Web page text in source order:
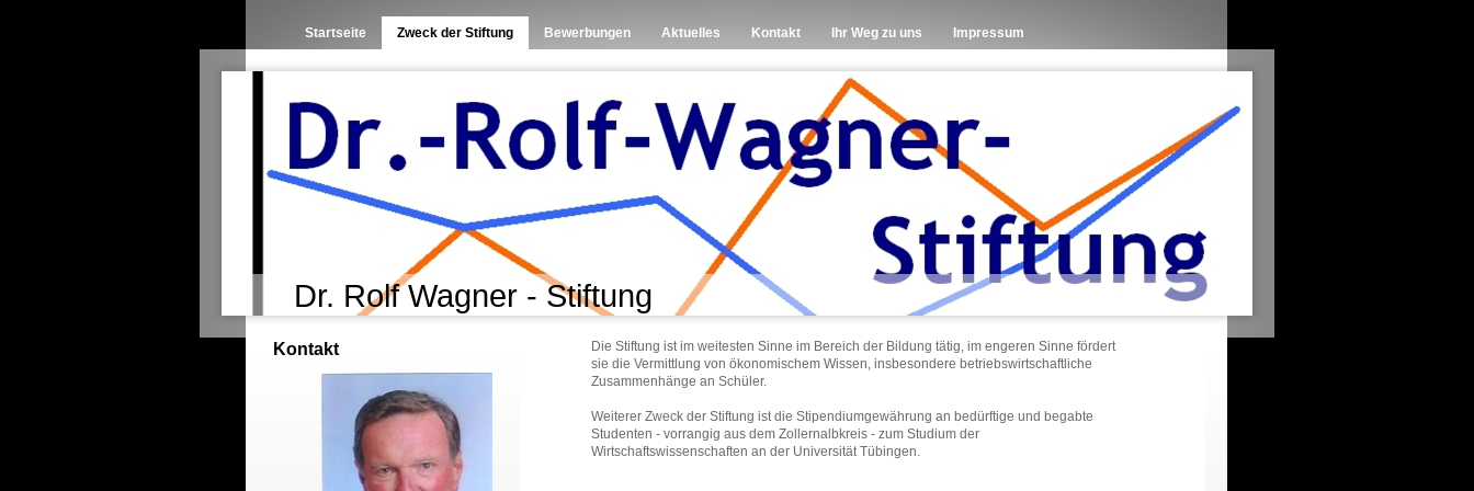
Startseite Zweck der Stiftung Bewerbungen Aktuelles Kontakt Ihr Weg zu uns Impressum
Dr. Rolf Wagner - Stiftung
Kontakt
Die Stiftung ist im weitesten Sinne im Bereich der Bildung tätig, im engeren Sinne fördert
sie die Vermittlung von ökonomischem Wissen, insbesondere betriebswirtschaftliche
Zusammenhänge an Schüler.
Weiterer Zweck der Stiftung ist die Stipendiumgewährung an bedürftige und begabte
Studenten - vorrangig aus dem Zollernalbkreis - zum Studium der
Wirtschaftswissenschaften an der Universität Tübingen.